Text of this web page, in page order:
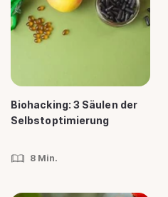
Biohacking: 3 Säulen der
Selbstoptimierung
8 Min.